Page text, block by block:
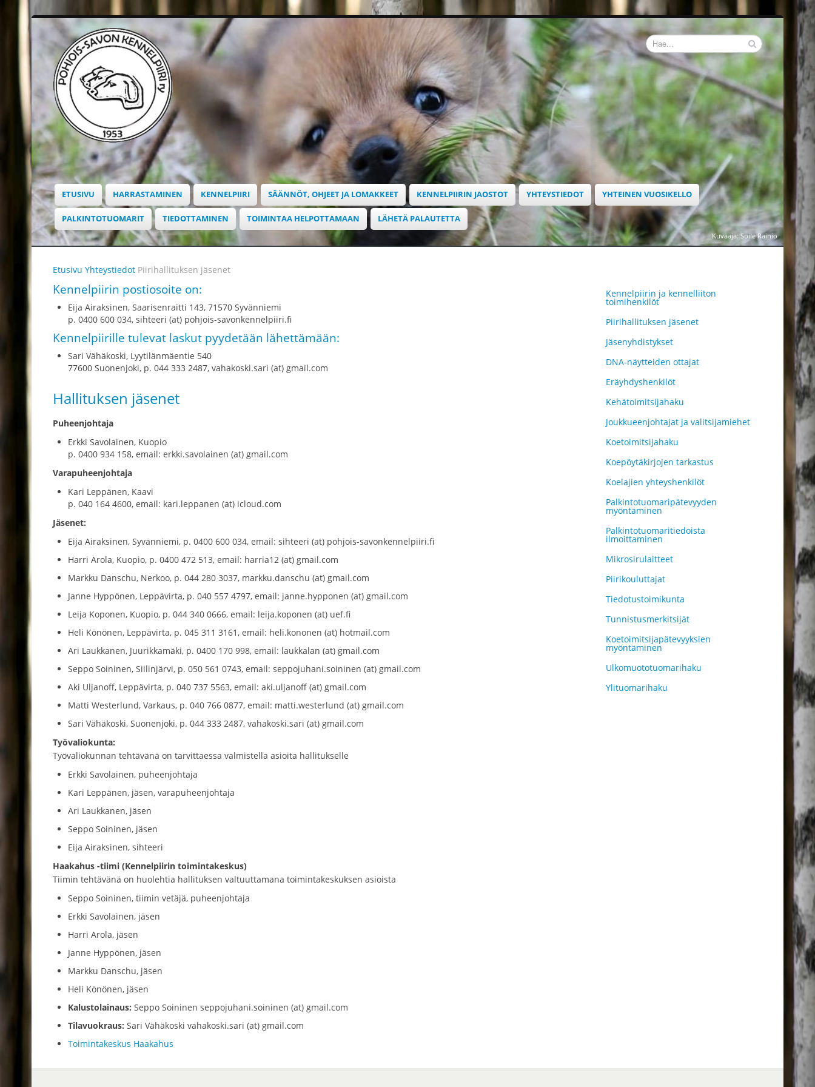
Kuvaaja: Soile Rainio
ETUSIVU HARRASTAMINEN KENNELPIIRI SÄÄNNÖT, OHJEET JA LOMAKKEET KENNELPIIRIN JAOSTOT YHTEYSTIEDOT YHTEINEN VUOSIKELLO
PALKINTOTUOMARIT TIEDOTTAMINEN TOIMINTAA HELPOTTAMAAN LÄHETÄ PALAUTETTA
Etusivu Yhteystiedot Piirihallituksen jäsenet
Kennelpiirin postiosoite on:
Eija Airaksinen, Saarisenraitti 143, 71570 Syvänniemi
p. 0400 600 034, sihteeri (at) pohjois-savonkennelpiiri.fi
Kennelpiirille tulevat laskut pyydetään lähettämään:
Sari Vähäkoski, Lyytilänmäentie 540
77600 Suonenjoki, p. 044 333 2487, vahakoski.sari (at) gmail.com
Hallituksen jäsenet
Puheenjohtaja
Erkki Savolainen, Kuopio
p. 0400 934 158, email: erkki.savolainen (at) gmail.com
Varapuheenjohtaja
Kari Leppänen, Kaavi
p. 040 164 4600, email: kari.leppanen (at) icloud.com
Jäsenet:
Eija Airaksinen, Syvänniemi, p. 0400 600 034, email: sihteeri (at) pohjois-savonkennelpiiri.fi
Harri Arola, Kuopio, p. 0400 472 513, email: harria12 (at) gmail.com
Markku Danschu, Nerkoo, p. 044 280 3037, markku.danschu (at) gmail.com
Janne Hyppönen, Leppävirta, p. 040 557 4797, email: janne.hypponen (at) gmail.com
Leija Koponen, Kuopio, p. 044 340 0666, email: leija.koponen (at) uef.fi
Heli Könönen, Leppävirta, p. 045 311 3161, email: heli.kononen (at) hotmail.com
Ari Laukkanen, Juurikkamäki, p. 0400 170 998, email: laukkalan (at) gmail.com
Seppo Soininen, Siilinjärvi, p. 050 561 0743, email: seppojuhani.soininen (at) gmail.com
Aki Uljanoff, Leppävirta, p. 040 737 5563, email: aki.uljanoff (at) gmail.com
Matti Westerlund, Varkaus, p. 040 766 0877, email: matti.westerlund (at) gmail.com
Sari Vähäkoski, Suonenjoki, p. 044 333 2487, vahakoski.sari (at) gmail.com
Työvaliokunta:
Työvaliokunnan tehtävänä on tarvittaessa valmistella asioita hallitukselle
Erkki Savolainen, puheenjohtaja
Kari Leppänen, jäsen, varapuheenjohtaja
Ari Laukkanen, jäsen
Seppo Soininen, jäsen
Eija Airaksinen, sihteeri
Haakahus -tiimi (Kennelpiirin toimintakeskus)
Tiimin tehtävänä on huolehtia hallituksen valtuuttamana toimintakeskuksen asioista
Seppo Soininen, tiimin vetäjä, puheenjohtaja
Erkki Savolainen, jäsen
Harri Arola, jäsen
Janne Hyppönen, jäsen
Markku Danschu, jäsen
Heli Könönen, jäsen
Kalustolainaus: Seppo Soininen seppojuhani.soininen (at) gmail.com
Tilavuokraus: Sari Vähäkoski vahakoski.sari (at) gmail.com
Toimintakeskus Haakahus
Kennelpiirin ja kennelliiton
toimihenkilöt
Piirihallituksen jäsenet
Jäsenyhdistykset
DNA-näytteiden ottajat
Eräyhdyshenkilöt
Kehätoimitsijahaku
Joukkueenjohtajat ja valitsijamiehet
Koetoimitsijahaku
Koepöytäkirjojen tarkastus
Koelajien yhteyshenkilöt
Palkintotuomaripätevyyden
myöntäminen
Palkintotuomaritiedoista
ilmoittaminen
Mikrosirulaitteet
Piirikouluttajat
Tiedotustoimikunta
Tunnistusmerkitsijät
Koetoimitsijapätevyyksien
myöntäminen
Ulkomuototuomarihaku
Ylituomarihaku